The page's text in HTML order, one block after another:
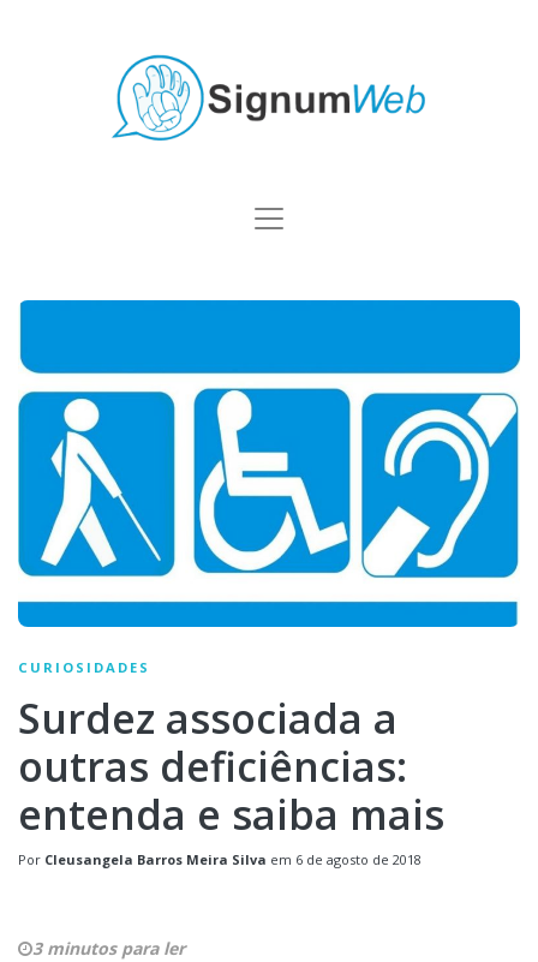
CURIOSIDADES
Surdez associada a
outras deficiências:
entenda e saiba mais
Por Cleusangela Barros Meira Silva em 6 de agosto de 2018
3 minutos para ler